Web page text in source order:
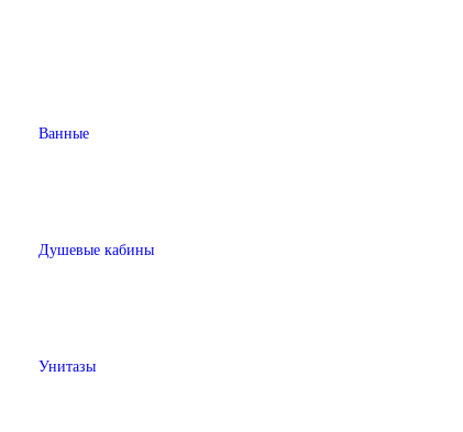
Ванные
Душевые кабины
Унитазы